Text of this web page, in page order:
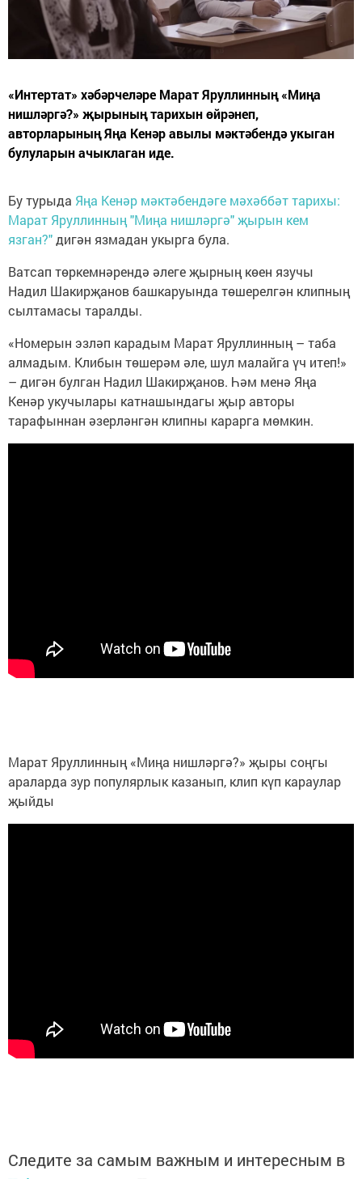
«Интертат» хәбәрчеләре Марат Яруллинның «Миңа
нишләргә?» җырының тарихын өйрәнеп,
авторларының Яңа Кенәр авылы мәктәбендә укыган
булуларын ачыклаган иде.
Бу турыда Яңа Кенәр мәктәбендәге мәхәббәт тарихы:
Марат Яруллинның "Миңа нишләргә" җырын кем
язган?"дигән язмадан укырга була.
Ватсап төркемнәрендә әлеге җырның көен язучы
Надил Шакирҗанов башкаруында төшерелгән клипның
сылтамасы таралды.
«Номерын эзләп карадым Марат Яруллинның – таба
алмадым. Клибын төшерәм әле, шул малайга үч итеп!»
– дигән булган Надил Шакирҗанов. Һәм менә Яңа
Кенәр укучылары катнашындагы җыр авторы
тарафыннан әзерләнгән клипны карарга мөмкин.
Марат Яруллинның «Миңа нишләргә?» җыры соңгы
араларда зур популярлык казанып, клип күп караулар
җыйды
Следите за самым важным и интересным в